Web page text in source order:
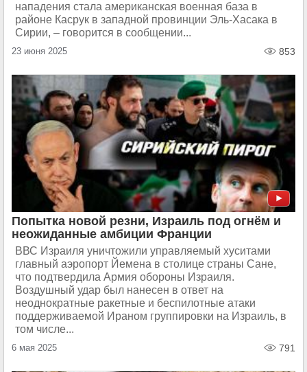
нападения стала американская военная база в
районе Касрук в западной провинции Эль-Хасака в
Сирии, – говорится в сообщении...
23 июня 2025 853
Попытка новой резни, Израиль под огнём и
неожиданные амбиции Франции
ВВС Израиля уничтожили управляемый хуситами
главный аэропорт Йемена в столице страны Сане,
что подтвердила Армия обороны Израиля.
Воздушный удар был нанесен в ответ на
неоднократные ракетные и беспилотные атаки
поддерживаемой Ираном группировки на Израиль, в
том числе...
6 мая 2025 791